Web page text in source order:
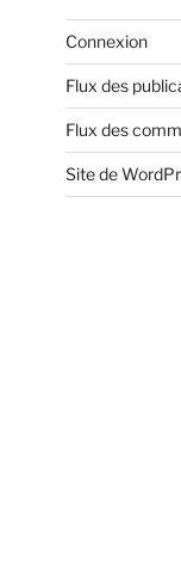
Connexion
Flux des
Flux des
Site de